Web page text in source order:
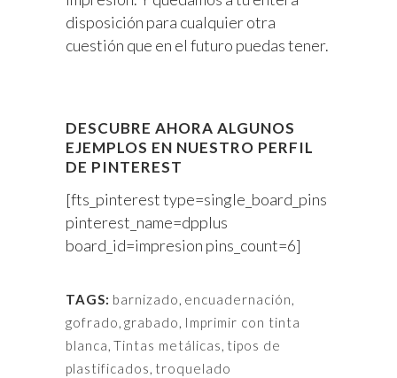
disposición para cualquier otra
cuestión que en el futuro puedas tener.
DESCUBRE AHORA ALGUNOS
EJEMPLOS EN NUESTRO PERFIL
DE PINTEREST
[fts_pinterest type=single_board_pins
pinterest_name=dpplus
board_id=impresion pins_count=6]
TAGS: barnizado, encuadernación,
gofrado, grabado, Imprimir con tinta
blanca, Tintas metálicas, tipos de
plastificados, troquelado